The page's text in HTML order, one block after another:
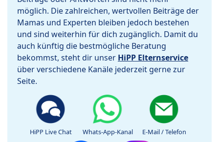
möglich. Die zahlreichen, wertvollen Beiträge der
Mamas und Experten bleiben jedoch bestehen
und sind weiterhin für dich zugänglich. Damit du
auch künftig die bestmögliche Beratung
bekommst, steht dir unser HiPP Elternservice
über verschiedene Kanäle jederzeit gerne zur
Seite.
HiPP Live Chat Whats-App-Kanal E-Mail / Telefon